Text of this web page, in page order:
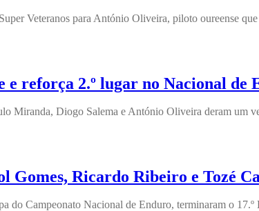
Veteranos para António Oliveira, piloto oureense
reforça 2.º lugar no Nacional de
Miranda, Diogo Salema e António Oliveira deram um
Gomes, Ricardo Ribeiro e Tozé
do Campeonato Nacional de Enduro, terminaram o